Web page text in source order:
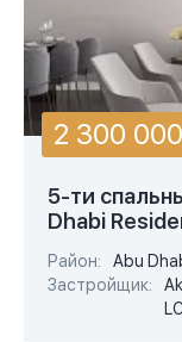
5-ти
Dhabi
Район:
Abu
Застройщик:
2 300 000